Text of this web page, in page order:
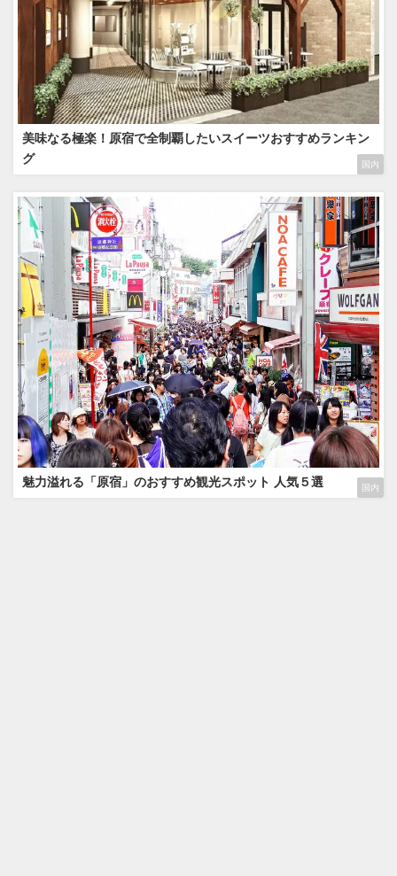
国内
美味なる極楽！原宿で全制覇したいスイーツおすすめランキン
グ
国内
魅力溢れる「原宿」のおすすめ観光スポット 人気５選